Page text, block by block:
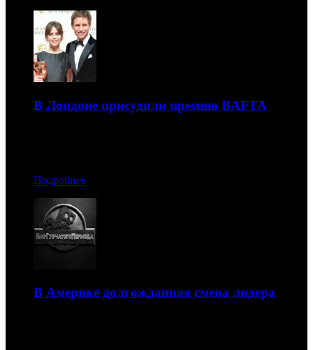
В Лондоне присудили премию BAFTA
Подробнее
В Америке долгожданная смена лидера